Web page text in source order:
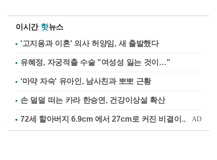
이시간 핫뉴스
'고지용과 이혼' 의사 허양임, 새 출발했다
유혜정, 자궁적출 수술 "여성성 잃는 것이…"
'마약 자숙' 유아인, 남사친과 뽀뽀 근황
손 덜덜 떠는 카라 한승연, 건강이상설 확산